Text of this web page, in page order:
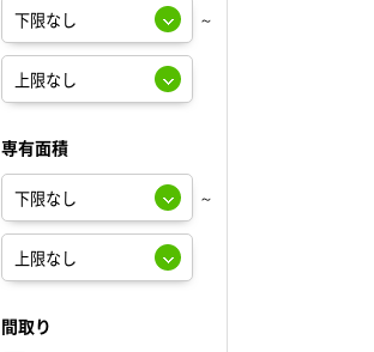
～
専有面積
～
間取り